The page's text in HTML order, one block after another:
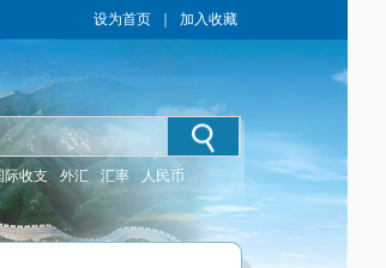
设为首页 加入收藏
际收支 外汇 汇率 人民币